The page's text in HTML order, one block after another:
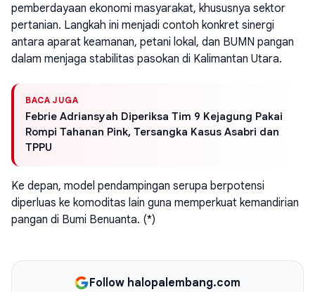
pemberdayaan ekonomi masyarakat, khususnya sektor
pertanian. Langkah ini menjadi contoh konkret sinergi
antara aparat keamanan, petani lokal, dan BUMN pangan
dalam menjaga stabilitas pasokan di Kalimantan Utara.
BACA JUGA
Febrie Adriansyah Diperiksa Tim 9 Kejagung Pakai
Rompi Tahanan Pink, Tersangka Kasus Asabri dan
TPPU
Ke depan, model pendampingan serupa berpotensi
diperluas ke komoditas lain guna memperkuat kemandirian
pangan di Bumi Benuanta. (*)
Follow halopalembang.com